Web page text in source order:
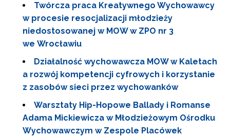
Twórcza praca Kreatywnego Wychowawcy
w procesie resocjalizacji młodzieży
niedostosowanej w MOW w ZPO nr 3
we Wrocławiu
Działalność wychowawcza MOW w Kaletach
a rozwój kompetencji cyfrowych i korzystanie
z zasobów sieci przez wychowanków
Warsztaty Hip-Hopowe Ballady i Romanse
Adama Mickiewicza w Młodzieżowym Ośrodku
Wychowawczym w Zespole Placówek